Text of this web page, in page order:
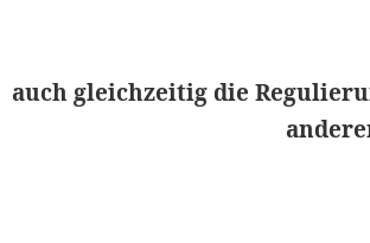
auch gleichzeitig die